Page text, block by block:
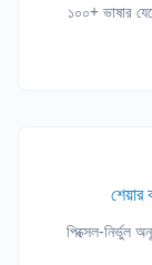
১০০+ ভাষার
পিক্সেল-নির্ভুল